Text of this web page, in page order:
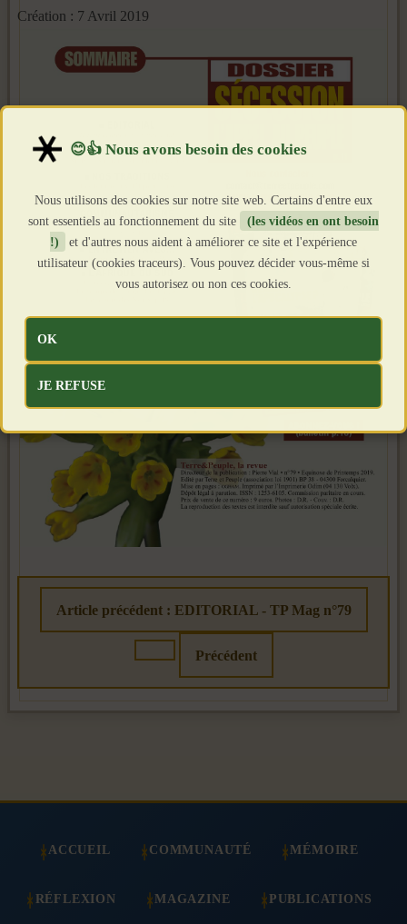
Création : 7 Avril 2019
Article précédent : EDITORIAL - TP Mag n°79
Précédent
ACCUEIL COMMUNAUTÉ MÉMOIRE
RÉFLEXION MAGAZINE PUBLICATIONS
Nous utilisons des cookies sur notre site web. Certains d'entre eux
sont essentiels au fonctionnement du site
(les vidéos en ont besoin
!)
et d'autres nous aident à améliorer ce site et l'expérience
utilisateur (cookies traceurs). Vous pouvez décider vous-même si
vous autorisez ou non ces cookies.
OK
JE REFUSE